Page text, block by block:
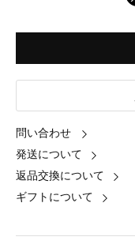
問い合わせ
発送について
返品交換について
ギフトについて